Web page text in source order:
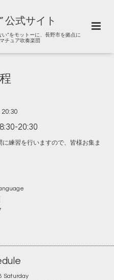
公式サイト
”をモットーに、長野市を拠点に
チュア吹奏楽団
20:30
練習を行いますので、皆様お集ま
Saturday